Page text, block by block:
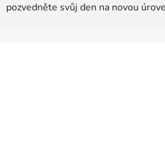
pozvedněte svůj den na novou